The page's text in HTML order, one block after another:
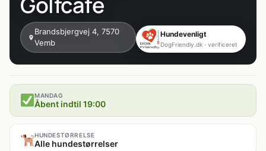
Brandsbjergvej 4, 7570
Vemb
Hundevenligt
DogFriendly.dk · verificeret
MANDAG
Åbent indtil 19:00
HUNDESTØRRELSE
Alle hundestørrelser